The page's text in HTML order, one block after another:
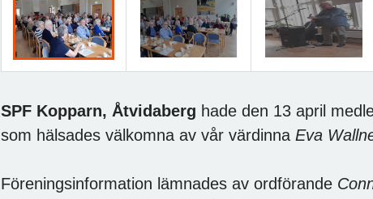
SPF Kopparn, Åtvidaberg hade den 13 april
som hälsades välkomna av vår värdinna Eva
Föreningsinformation lämnades av ordförande